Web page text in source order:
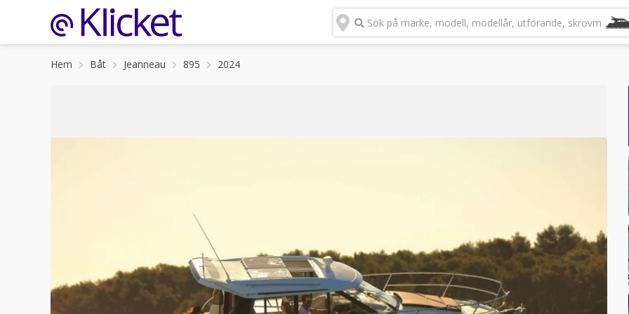
Sök på märke, modell, modellår, utförande, skrovmaterial
Hem Båt Jeanneau 895 2024